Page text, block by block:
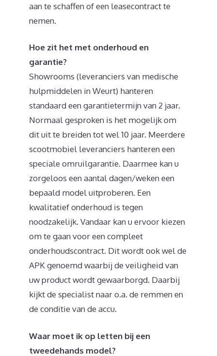
aan te schaffen of een leasecontract te
nemen.
Hoe zit het met onderhoud en
garantie?
Showrooms (leveranciers van medische
hulpmiddelen in Weurt) hanteren
standaard een garantietermijn van 2 jaar.
Normaal gesproken is het mogelijk om
dit uit te breiden tot wel 10 jaar. Meerdere
scootmobiel leveranciers hanteren een
speciale omruilgarantie. Daarmee kan u
zorgeloos een aantal dagen/weken een
bepaald model uitproberen. Een
kwalitatief onderhoud is tegen
noodzakelijk. Vandaar kan u ervoor kiezen
om te gaan voor een compleet
onderhoudscontract. Dit wordt ook wel de
APK genoemd waarbij de veiligheid van
uw product wordt gewaarborgd. Daarbij
kijkt de specialist naar o.a. de remmen en
de conditie van de accu.
Waar moet ik op letten bij een
tweedehands model?